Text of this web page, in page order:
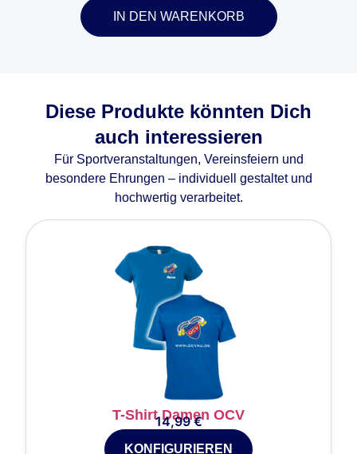
IN DEN WARENKORB
Diese Produkte könnten Dich
auch interessieren
Für Sportveranstaltungen, Vereinsfeiern und
besondere Ehrungen – individuell gestaltet und
hochwertig verarbeitet.
T-Shirt Damen OCV
14,99€
KONFIGURIEREN